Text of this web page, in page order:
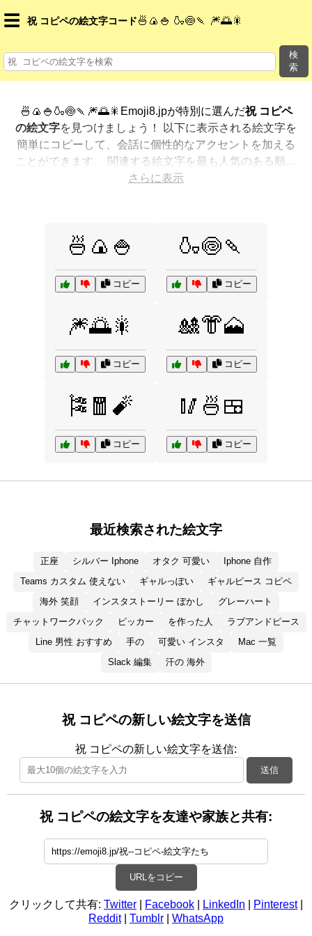
☰ 祝 コピペの絵文字コード 🍜🍙🍚 🍶🍥🍡 🎆🌅🎇
検
索
🍜🍙🍚🍶🍥🍡🎆🌅🎇Emoji8.jpが特別に選んだ祝 コピペ
の絵文字を見つけましょう！ 以下に表示される絵文字を
簡単にコピーして、会話に個性的なアクセントを加える
ことができます。 関連する絵文字を最も人気のある順に
表示しました。さらに多くのオプションが欲しいです
さらに表示
🍜🍙🍚
コピー
🍶🍥🍡
コピー
🎆🌅🎇
コピー
🎎👘🗻
コピー
🎏🧧🧨
コピー
🥢🍜🍱
コピー
最近検索された絵文字
正座 シルバー Iphone オタク 可愛い
Iphone 自作
Teams カスタム 使えない
ギャルっぽい
ギャルピース コピペ
海外 笑顔
インスタストーリー ぼかし
グレーハート
チャットワークパック
ピッカー を作った人
ラブアンドピース
Line 男性 おすすめ
手の 可愛い インスタ
Mac 一覧
Slack 編集
汗の 海外
祝 コピペの新しい絵文字を送信
祝 コピペの新しい絵文字を送信:
送信
祝 コピペの絵文字を友達や家族と共有:
URLをコピー
クリックして共有: Twitter Facebook LinkedIn Pinterest|
Reddit| Tumblr WhatsApp